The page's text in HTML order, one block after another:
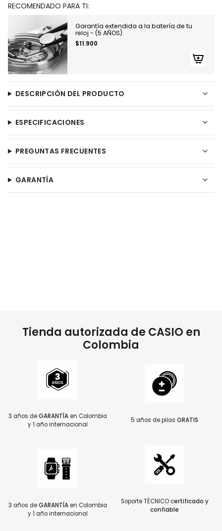
RECOMENDADO PARA TI:
Garantía extendida a la batería de tu
reloj - (5 AÑOS)
$11.900
DESCRIPCIÓN DEL PRODUCTO
ESPECIFICACIONES
PREGUNTAS FRECUENTES
GARANTÍA
Tienda autorizada de CASIO en
Colombia
3 años deGARANTÍAen Colombia
y 1 año internacional
5 años de pilas GRATIS
3 años deGARANTÍAen Colombia
y 1 año internacional
Soporte TÈCNICO certificado y
confiable